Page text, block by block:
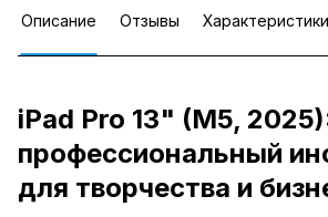
Описание Отзывы Характеристики
iPad Pro 13" (M5,
профессиональный
для творчества и